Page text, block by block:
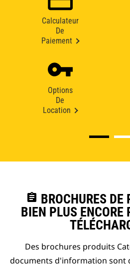
Calculateur
De
Paiement
Options
De
Location
assignment BROCHURES DE
BIEN PLUS ENCORE
Des brochures produits
documents d'information sont